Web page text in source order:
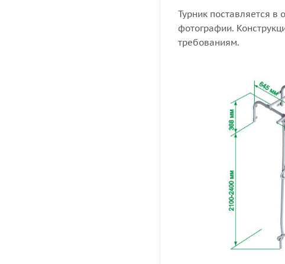
Турник поставляется в
фотографии.
требованиям.